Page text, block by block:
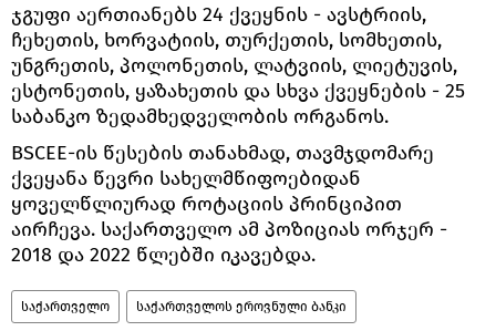
ჯგუფი აერთიანებს 24 ქვეყნის - ავსტრიის,
ჩეხეთის, ხორვატიის, თურქეთის, სომხეთის,
უნგრეთის, პოლონეთის, ლატვიის, ლიეტუვის,
ესტონეთის, ყაზახეთის და სხვა ქვეყნების - 25
საბანკო ზედამხედველობის ორგანოს.
BSCEE-ის წესების თანახმად, თავმჯდომარე
ქვეყანა წევრი სახელმწიფოებიდან
ყოველწლიურად როტაციის პრინციპით
აირჩევა. საქართველო ამ პოზიციას ორჯერ -
2018 და 2022 წლებში იკავებდა.
საქართველო საქართველოს ეროვნული ბანკი